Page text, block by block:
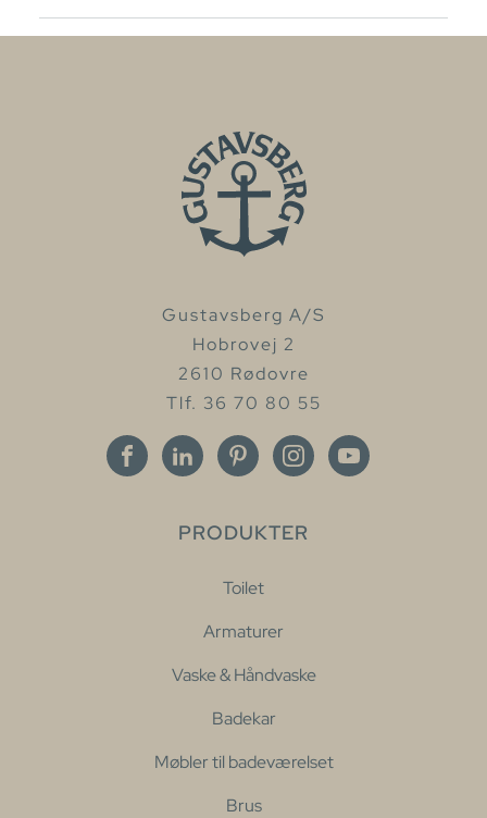
Gustavsberg A/S
Hobrovej 2
2610 Rødovre
Tlf. 36 70 80 55
PRODUKTER
Toilet
Armaturer
Vaske & Håndvaske
Badekar
Møbler til badeværelset
Brus